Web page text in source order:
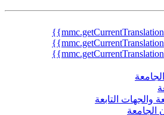
والجهات التابعة
الجامعة